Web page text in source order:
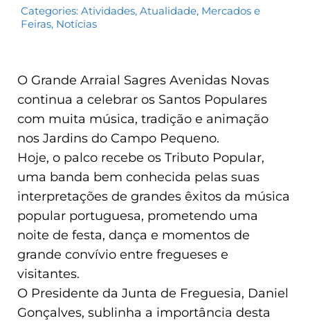
Categories: Atividades, Atualidade, Mercados e
Feiras, Notícias
O Grande Arraial Sagres Avenidas Novas
continua a celebrar os Santos Populares
com muita música, tradição e animação
nos Jardins do Campo Pequeno.
Hoje, o palco recebe os Tributo Popular,
uma banda bem conhecida pelas suas
interpretações de grandes êxitos da música
popular portuguesa, prometendo uma
noite de festa, dança e momentos de
grande convívio entre fregueses e
visitantes.
O Presidente da Junta de Freguesia, Daniel
Gonçalves, sublinha a importância desta